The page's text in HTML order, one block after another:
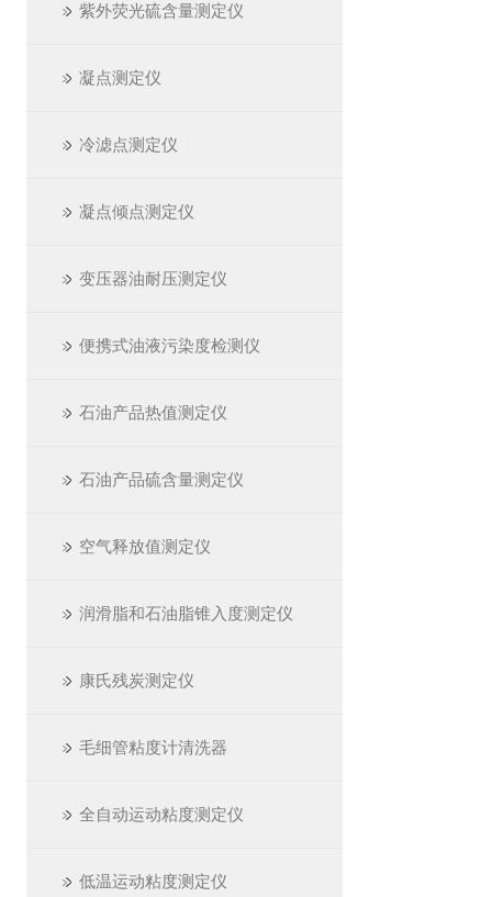
紫外荧光硫含量测定仪
凝点测定仪
冷滤点测定仪
凝点倾点测定仪
变压器油耐压测定仪
便携式油液污染度检测仪
石油产品热值测定仪
石油产品硫含量测定仪
空气释放值测定仪
润滑脂和石油脂锥入度测定仪
康氏残炭测定仪
毛细管粘度计清洗器
全自动运动粘度测定仪
低温运动粘度测定仪